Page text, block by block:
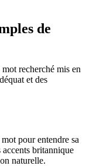
de
recherché mis en
et des
pour entendre sa
britannique
naturelle.